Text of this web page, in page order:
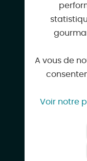
A vous de
Voir notre